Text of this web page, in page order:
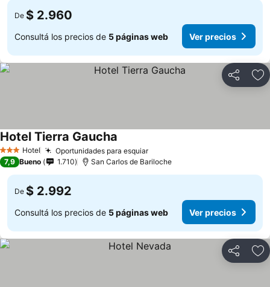
De $ 2.960
Consultá los precios de 5 páginas web Ver precios
Compartir
3 Estrellas
Hotel Oportunidades para esquiar
Hotel Tierra Gaucha
7,9 Bueno 1.710 San Carlos de Bariloche
De $ 2.992
Consultá los precios de 5 páginas web Ver precios
Compartir